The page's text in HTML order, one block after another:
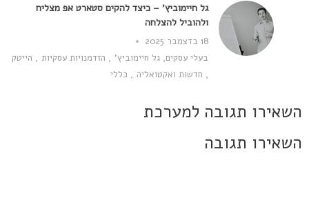
גל חיימוביץ' – כיצד להקים סטארט אפ מצליח
ולהוביל להצלחה
18 בדצמבר 2025
בעלי עסקים,גל חיימוביץ' , הזדמנויות עסקיות , הייטק
, חדשות ואקטואליה , כללי
השאירו תגובה למערכת
השאירו תגובה